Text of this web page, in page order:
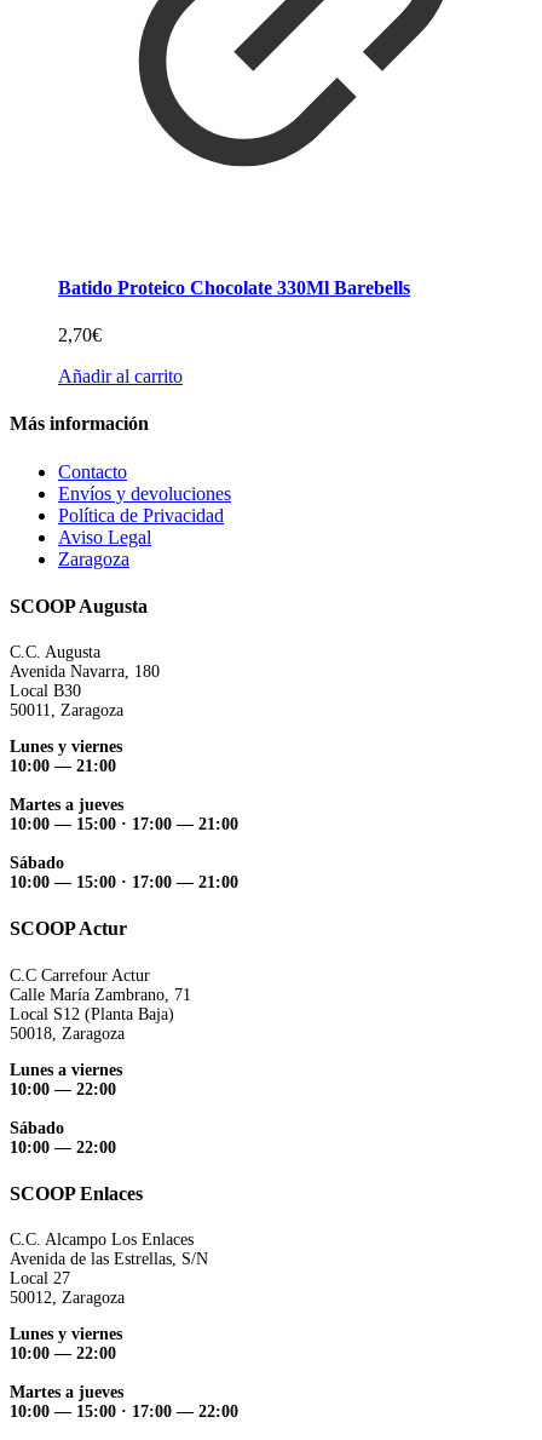
Batido Proteico Chocolate 330Ml Barebells
2,70€
Añadir al carrito
Más información
Contacto
Envíos y devoluciones
Política de Privacidad
Aviso Legal
Zaragoza
SCOOP Augusta
C.C. Augusta
Avenida Navarra, 180
Local B30
50011, Zaragoza
Lunes y viernes
10:00 — 21:00
Martes a jueves
10:00 — 15:00 · 17:00 — 21:00
Sábado
10:00 — 15:00 · 17:00 — 21:00
SCOOP Actur
C.C Carrefour Actur
Calle María Zambrano, 71
Local S12 (Planta Baja)
50018, Zaragoza
Lunes a viernes
10:00 — 22:00
Sábado
10:00 — 22:00
SCOOP Enlaces
C.C. Alcampo Los Enlaces
Avenida de las Estrellas, S/N
Local 27
50012, Zaragoza
Lunes y viernes
10:00 — 22:00
Martes a jueves
10:00 — 15:00 · 17:00 — 22:00